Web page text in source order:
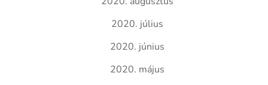
2020. július
2020. június
2020. május